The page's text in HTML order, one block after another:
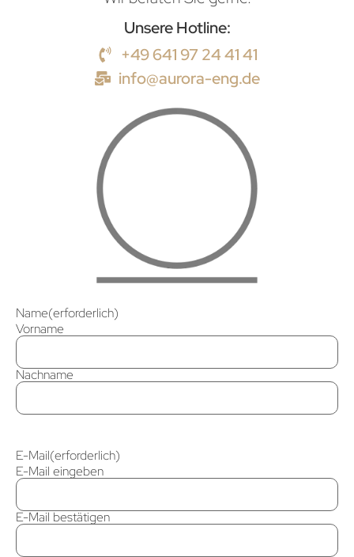
Unsere Hotline:
+49 641 97 24 41 41
info@aurora-eng.de
Name(erforderlich)
Vorname
Nachname
E-Mail(erforderlich)
E-Mail eingeben
E-Mail bestätigen